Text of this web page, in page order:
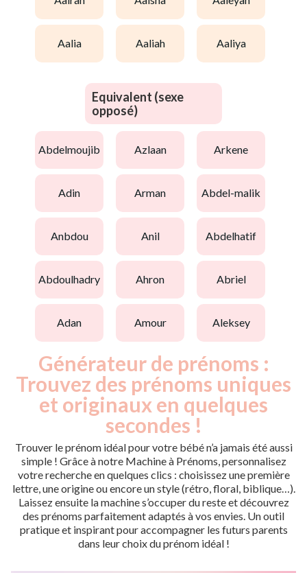
aalia aaliah aaliya
Equivalent (sexe
opposé)
abdelmoujib azlaan arkene
adin arman abdel-malik
anbdou anil abdelhatif
abdoulhadry ahron abriel
adan amour aleksey
Générateur de prénoms :
Trouvez des prénoms uniques
et originaux en quelques
secondes !
Trouver le prénom idéal pour votre bébé n’a jamais été aussi
simple ! Grâce à notre Machine à Prénoms, personnalisez
votre recherche en quelques clics : choisissez une première
lettre, une origine ou encore un style (rétro, floral, biblique…).
Laissez ensuite la machine s’occuper du reste et découvrez
des prénoms parfaitement adaptés à vos envies. Un outil
pratique et inspirant pour accompagner les futurs parents
dans leur choix du prénom idéal !